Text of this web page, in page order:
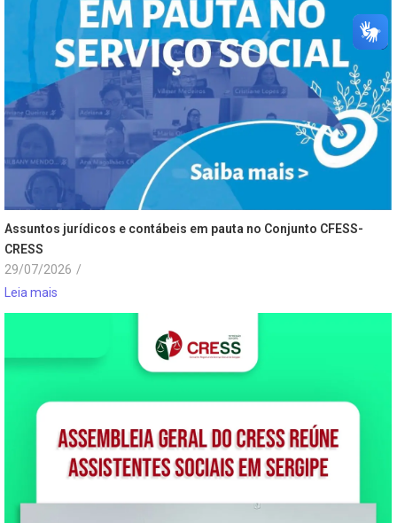
Assuntos jurídicos e contábeis em pauta no Conjunto CFESS-
CRESS
29/07/2026 /
Leia mais